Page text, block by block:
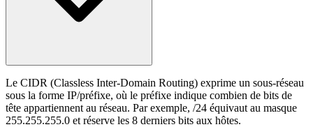
Le CIDR (Classless Inter-Domain Routing) exprime un sous-réseau
sous la forme IP/préfixe, où le préfixe indique combien de bits de
tête appartiennent au réseau. Par exemple, /24 équivaut au masque
255.255.255.0 et réserve les 8 derniers bits aux hôtes.